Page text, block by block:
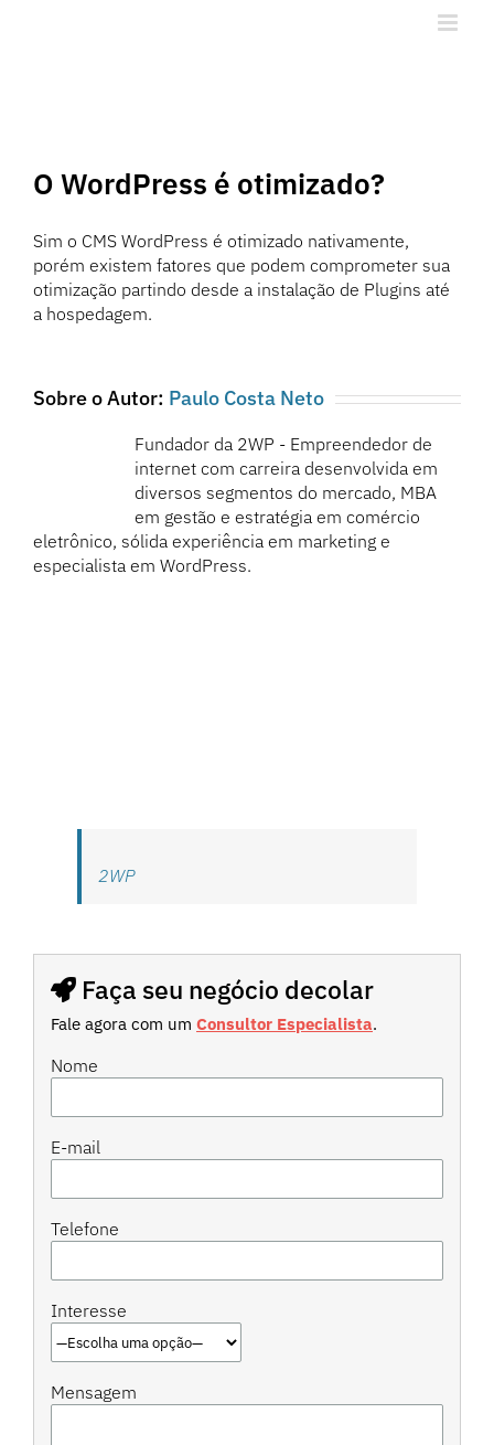
O WordPress é otimizado?
Sim o CMS WordPress é otimizado nativamente,
porém existem fatores que podem comprometer sua
otimização partindo desde a instalação de Plugins até
a hospedagem.
Sobre o Autor: Paulo Costa Neto
Fundador da 2WP - Empreendedor de
internet com carreira desenvolvida em
diversos segmentos do mercado, MBA
em gestão e estratégia em comércio
eletrônico, sólida experiência em marketing e
especialista em WordPress.
2WP
Faça seu negócio decolar
Fale agora com um Consultor Especialista.
Nome
E-mail
Telefone
Interesse
Mensagem